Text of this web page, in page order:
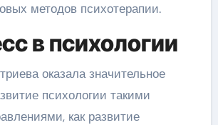
методов психотерапии.
в психологии
оказала значительное
психологии такими
как развитие